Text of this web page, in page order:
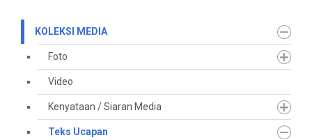
KOLEKSI MEDIA
Foto
Video
Kenyataan / Siaran Media
Teks Ucapan